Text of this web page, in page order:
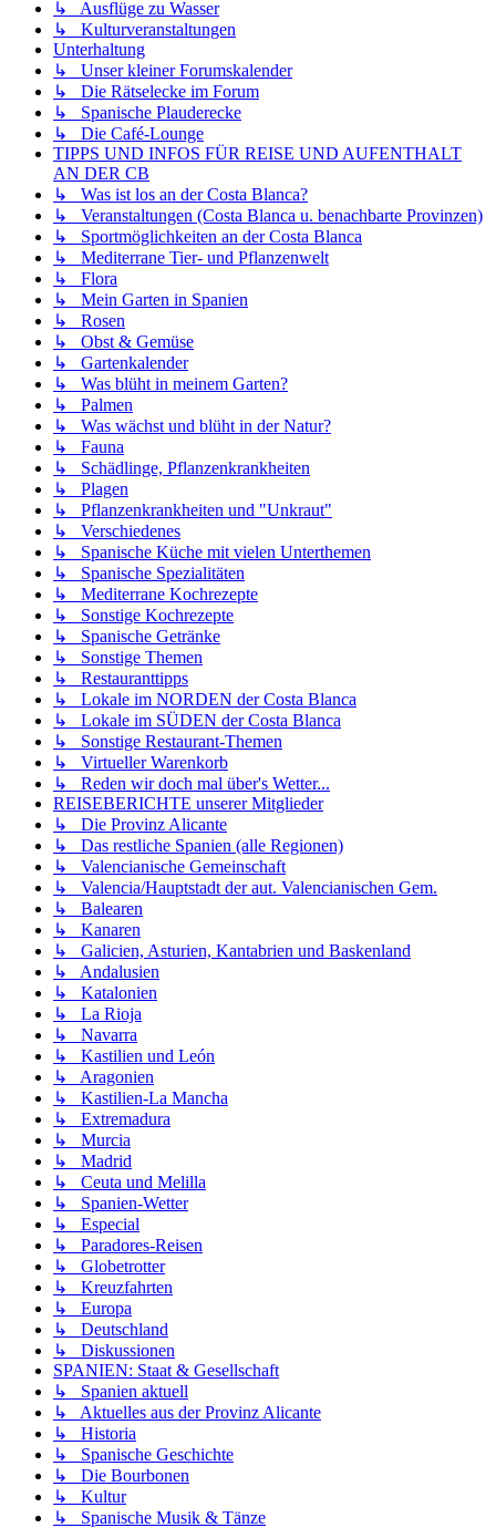
↳ Ausflüge zu Wasser
↳ Kulturveranstaltungen
Unterhaltung
↳ Unser kleiner Forumskalender
↳ Die Rätselecke im Forum
↳ Spanische Plauderecke
↳ Die Café-Lounge
TIPPS UND INFOS FÜR REISE UND AUFENTHALT
AN DER CB
↳ Was ist los an der Costa Blanca?
↳ Veranstaltungen (Costa Blanca u. benachbarte Provinzen)
↳ Sportmöglichkeiten an der Costa Blanca
↳ Mediterrane Tier- und Pflanzenwelt
↳ Flora
↳ Mein Garten in Spanien
↳ Rosen
↳ Obst & Gemüse
↳ Gartenkalender
↳ Was blüht in meinem Garten?
↳ Palmen
↳ Was wächst und blüht in der Natur?
↳ Fauna
↳ Schädlinge, Pflanzenkrankheiten
↳ Plagen
↳ Pflanzenkrankheiten und "Unkraut"
↳ Verschiedenes
↳ Spanische Küche mit vielen Unterthemen
↳ Spanische Spezialitäten
↳ Mediterrane Kochrezepte
↳ Sonstige Kochrezepte
↳ Spanische Getränke
↳ Sonstige Themen
↳ Restauranttipps
↳ Lokale im NORDEN der Costa Blanca
↳ Lokale im SÜDEN der Costa Blanca
↳ Sonstige Restaurant-Themen
↳ Virtueller Warenkorb
↳ Reden wir doch mal über's Wetter...
REISEBERICHTE unserer Mitglieder
↳ Die Provinz Alicante
↳ Das restliche Spanien (alle Regionen)
↳ Valencianische Gemeinschaft
↳ Valencia/Hauptstadt der aut. Valencianischen Gem.
↳ Balearen
↳ Kanaren
↳ Galicien, Asturien, Kantabrien und Baskenland
↳ Andalusien
↳ Katalonien
↳ La Rioja
↳ Navarra
↳ Kastilien und León
↳ Aragonien
↳ Kastilien-La Mancha
↳ Extremadura
↳ Murcia
↳ Madrid
↳ Ceuta und Melilla
↳ Spanien-Wetter
↳ Especial
↳ Paradores-Reisen
↳ Globetrotter
↳ Kreuzfahrten
↳ Europa
↳ Deutschland
↳ Diskussionen
SPANIEN: Staat & Gesellschaft
↳ Spanien aktuell
↳ Aktuelles aus der Provinz Alicante
↳ Historia
↳ Spanische Geschichte
↳ Die Bourbonen
↳ Kultur
↳ Spanische Musik & Tänze